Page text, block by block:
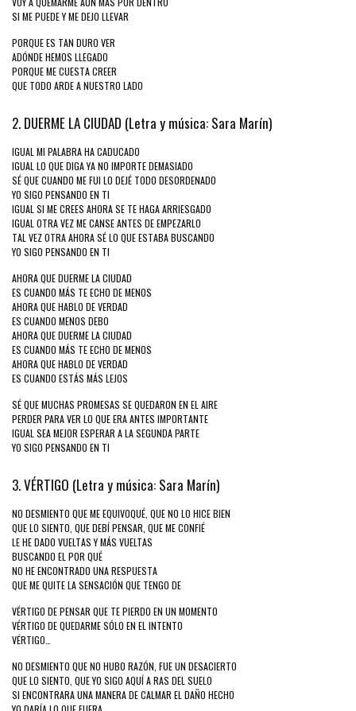
SI ME PUEDE Y ME DEJO LLEVAR
PORQUE ES TAN DURO VER
ADÓNDE HEMOS LLEGADO
PORQUE ME CUESTA CREER
QUE TODO ARDE A NUESTRO LADO
2. DUERME LA CIUDAD (Letra y música: Sara Marín)
IGUAL MI PALABRA HA CADUCADO
IGUAL LO QUE DIGA YA NO IMPORTE DEMASIADO
SÉ QUE CUANDO ME FUI LO DEJÉ TODO DESORDENADO
YO SIGO PENSANDO EN TI
IGUAL SI ME CREES AHORA SE TE HAGA ARRIESGADO
IGUAL OTRA VEZ ME CANSE ANTES DE EMPEZARLO
TAL VEZ OTRA AHORA SÉ LO QUE ESTABA BUSCANDO
YO SIGO PENSANDO EN TI
AHORA QUE DUERME LA CIUDAD
ES CUANDO MÁS TE ECHO DE MENOS
AHORA QUE HABLO DE VERDAD
ES CUANDO MENOS DEBO
AHORA QUE DUERME LA CIUDAD
ES CUANDO MÁS TE ECHO DE MENOS
AHORA QUE HABLO DE VERDAD
ES CUANDO ESTÁS MÁS LEJOS
SÉ QUE MUCHAS PROMESAS SE QUEDARON EN EL AIRE
PERDER PARA VER LO QUE ERA ANTES IMPORTANTE
IGUAL SEA MEJOR ESPERAR A LA SEGUNDA PARTE
YO SIGO PENSANDO EN TI
3. VÉRTIGO (Letra y música: Sara Marín)
NO DESMIENTO QUE ME EQUIVOQUÉ, QUE NO LO HICE BIEN
QUE LO SIENTO, QUE DEBÍ PENSAR, QUE ME CONFIÉ
LE HE DADO VUELTAS Y MÁS VUELTAS
BUSCANDO EL POR QUÉ
NO HE ENCONTRADO UNA RESPUESTA
QUE ME QUITE LA SENSACIÓN QUE TENGO DE
VÉRTIGO DE PENSAR QUE TE PIERDO EN UN MOMENTO
VÉRTIGO DE QUEDARME SÓLO EN EL INTENTO
VÉRTIGO…
NO DESMIENTO QUE NO HUBO RAZÓN, FUE UN DESACIERTO
QUE LO SIENTO, QUE YO SIGO AQUÍ A RAS DEL SUELO
SI ENCONTRARA UNA MANERA DE CALMAR EL DAÑO HECHO